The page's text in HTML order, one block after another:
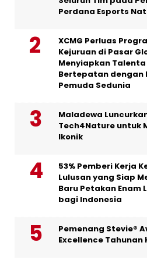
Perdana Esports
XCMG Perluas
Kejuruan di Pasar
Menyiapkan Talenta
Bertepatan dengan
Pemuda Sedunia
Maladewa
Tech4Nature untuk
Ikonik
53% Pemberi Kerja
Lulusan yang Siap
Baru Petakan Enam
bagi Indonesia
Pemenang Stevie®
Excellence